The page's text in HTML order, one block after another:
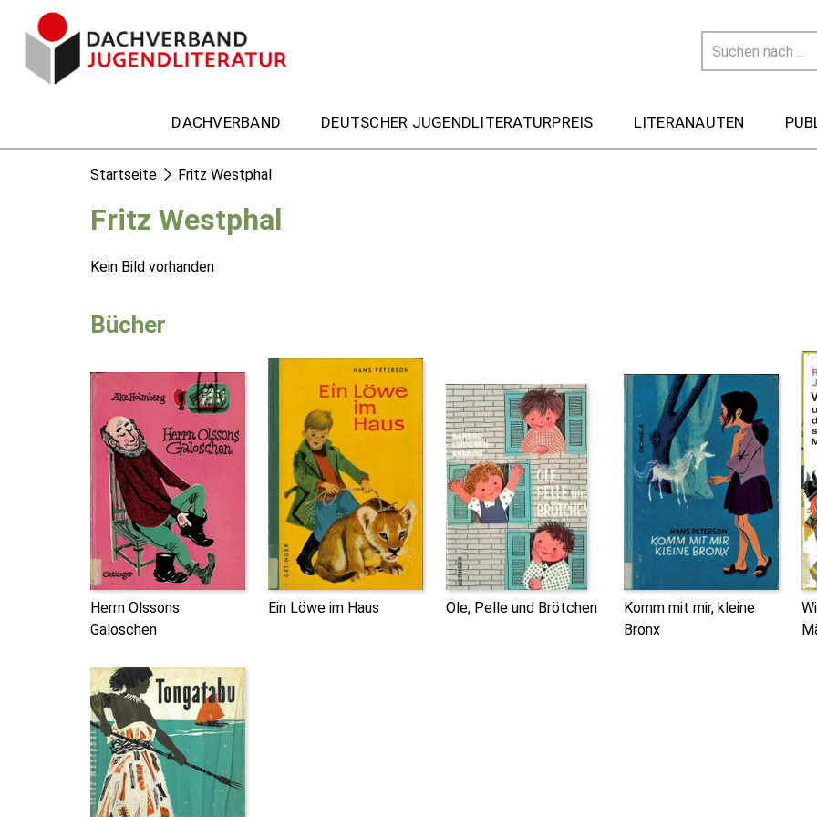
DACHVERBAND DEUTSCHER JUGENDLITERATURPREIS LITERANAUTEN
Startseite Fritz Westphal
Fritz Westphal
Kein Bild vorhanden
Bücher
Herrn Olssons
Galoschen
Ein Löwe im Haus Ole, Pelle und Brötchen
Komm mit mir, kleine
Bronx